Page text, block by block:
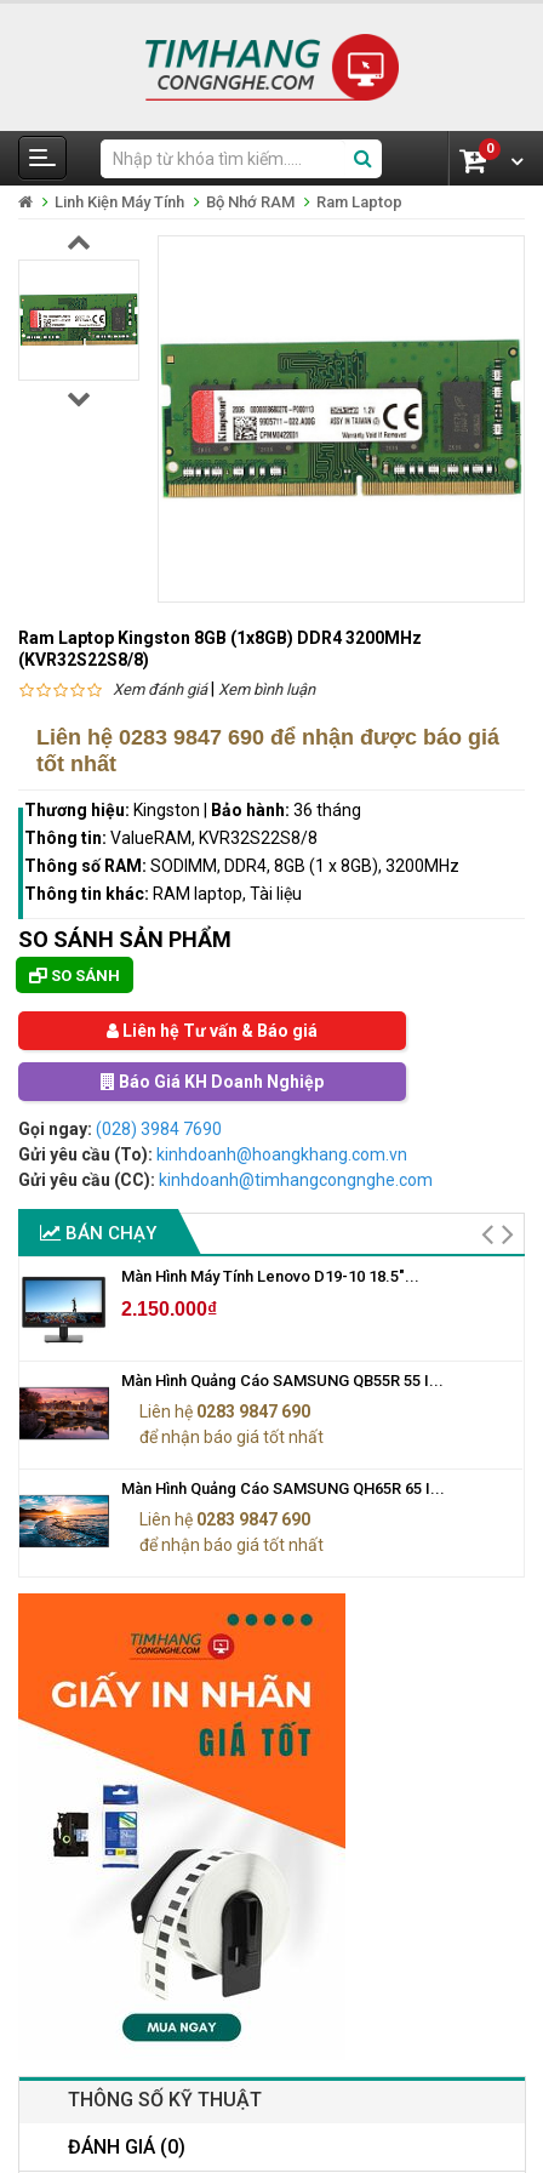
0
Linh Kiện Máy Tính Bộ Nhớ RAM Ram Laptop
Ram Laptop Kingston 8GB (1x8GB) DDR4 3200MHz
(KVR32S22S8/8)
Xem đánh giá| Xem bình luận
Liên hệ 0283 9847 690 để nhận được báo giá
tốt nhất
Thương hiệu: Kingston Bảo hành: 36 tháng
Thông tin: ValueRAM, KVR32S22S8/8
Thông số RAM: SODIMM, DDR4, 8GB (1 x 8GB), 3200MHz
Thông tin khác: RAM laptop, Tài liệu
SO SÁNH SẢN PHẨM
SO SÁNH
Liên hệ Tư vấn & Báo giá
Báo Giá KH Doanh Nghiệp
Gọi ngay: (028) 3984 7690
Gửi yêu cầu (To): kinhdoanh@hoangkhang.com.vn
Gửi yêu cầu (CC): kinhdoanh@timhangcongnghe.com
BÁN CHẠY
Màn Hình Máy Tính Lenovo D19-10 18.5"...
2.150.000₫
Màn Hình Quảng Cáo SAMSUNG QB55R 55 I...
Liên hệ 0283 9847 690
để nhận báo giá tốt nhất
Màn Hình Quảng Cáo SAMSUNG QH65R 65 I...
Liên hệ 0283 9847 690
để nhận báo giá tốt nhất
THÔNG SỐ KỸ THUẬT
ĐÁNH GIÁ (0)